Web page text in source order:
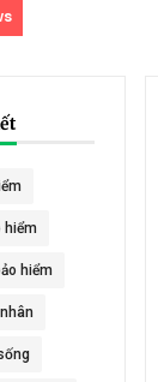
hiểm
hiểm